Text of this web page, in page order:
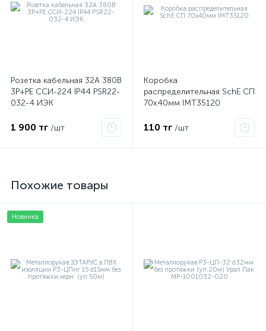
Розетка кабельная 32А 380В
3P+PЕ ССИ-224 IP44 PSR22-
032-4 ИЭК
1 900 тг /шт
Коробка
распределительная SchE СП
70х40мм IMT35120
110 тг /шт
Похожие товары
Новинка